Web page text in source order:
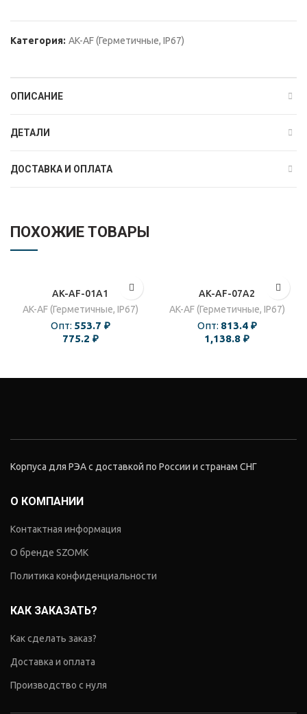
Категория: AK-AF (Герметичные, IP67)
ОПИСАНИЕ
ДЕТАЛИ
ДОСТАВКА И ОПЛАТА
ПОХОЖИЕ ТОВАРЫ
AK-AF-01A1
AK-AF (Герметичные, IP67)
775.2 ₽
Опт: 553.7 ₽
AK-AF-07A2
AK-AF (Герметичные, IP67)
1,138.8 ₽
Опт: 813.4 ₽
Корпуса для РЭА с доставкой по России и странам СНГ
О КОМПАНИИ
Контактная информация
О бренде SZOMK
Политика конфиденциальности
КАК ЗАКАЗАТЬ?
Как сделать заказ?
Доставка и оплата
Производство с нуля